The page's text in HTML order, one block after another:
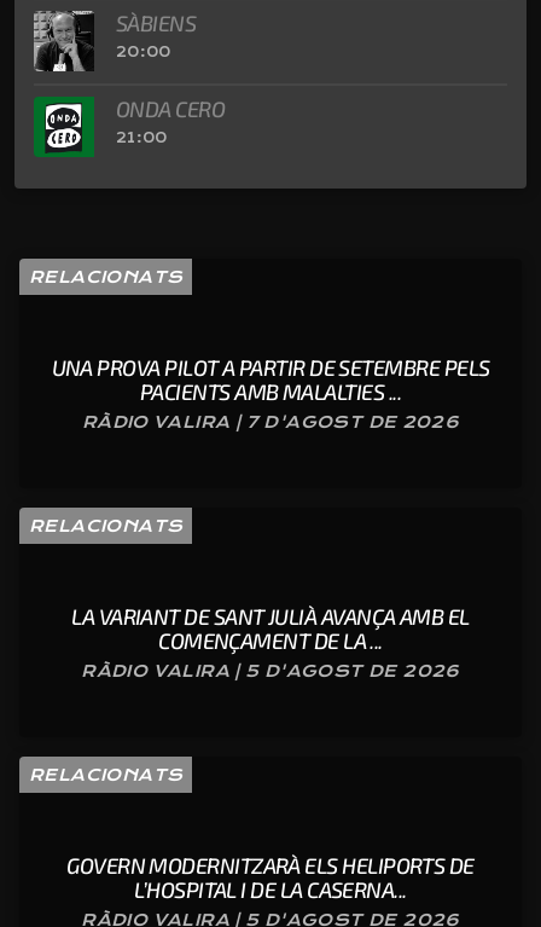
SÀBIENS
20:00
ONDA CERO
21:00
RELACIONATS
UNA PROVA PILOT A PARTIR DE SETEMBRE PELS
PACIENTS AMB MALALTIES ...
RÀDIO VALIRA | 7 D'AGOST DE 2026
RELACIONATS
LA VARIANT DE SANT JULIÀ AVANÇA AMB EL
COMENÇAMENT DE LA ...
RÀDIO VALIRA | 5 D'AGOST DE 2026
RELACIONATS
GOVERN MODERNITZARÀ ELS HELIPORTS DE
L’HOSPITAL I DE LA CASERNA...
RÀDIO VALIRA | 5 D'AGOST DE 2026